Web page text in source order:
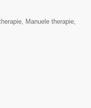
Manuele therapie,